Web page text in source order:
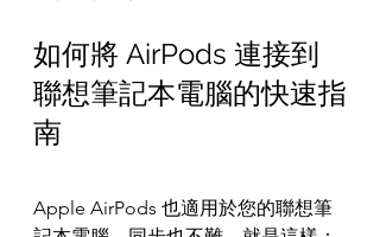
如何將 AirPods 連接到
聯想筆記本電腦的快速指
南
Apple AirPods 也適用於您的聯想筆